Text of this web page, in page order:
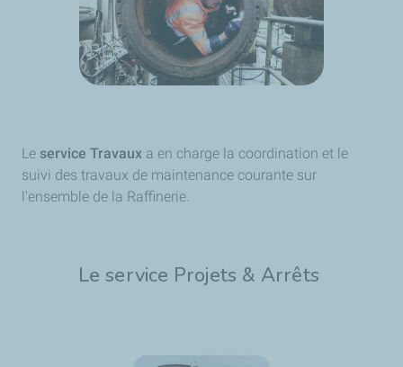
Le service Travaux a en charge la coordination et le
suivi des travaux de maintenance courante sur
l'ensemble de la Raffinerie.
Le service Projets & Arrêts